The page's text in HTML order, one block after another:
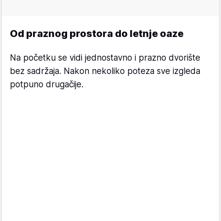
Od praznog prostora do letnje oaze
Na početku se vidi jednostavno i prazno dvorište
bez sadržaja. Nakon nekoliko poteza sve izgleda
potpuno drugačije.